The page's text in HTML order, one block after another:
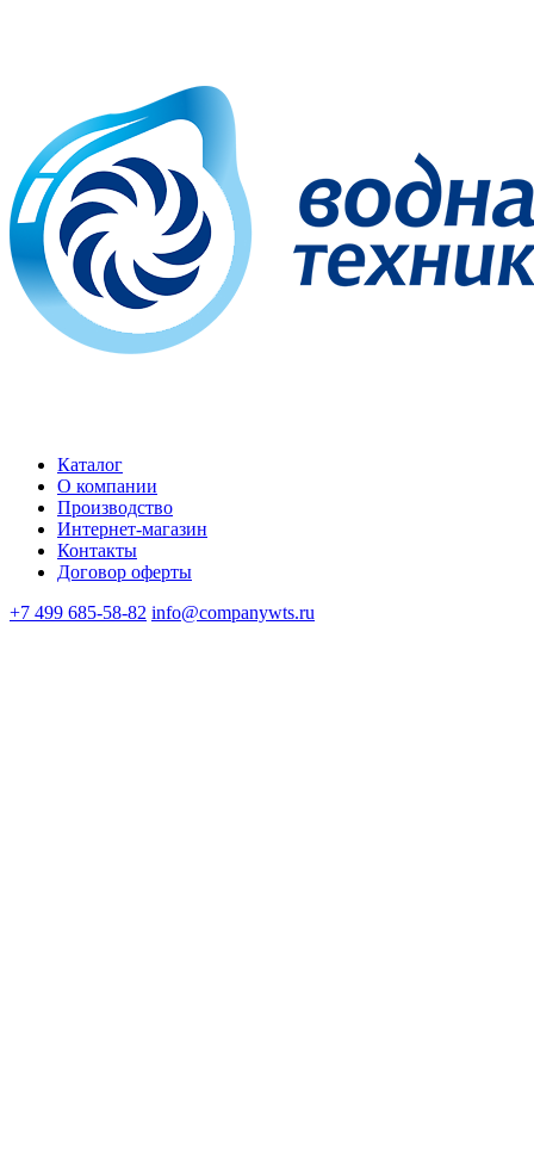
Каталог
О компании
Производство
Интернет-магазин
Контакты
Договор оферты
+7 499 685-58-82 info@companywts.ru